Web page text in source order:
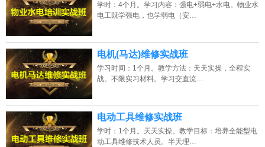
学时：4个月。学习内容：强电+弱电+水电。物业水
电工既学强电，也学弱电（安…
电机(马达)维修实战班
学习时间：1个月。教学方法：天天实操，全程实
战。不限实习材料。学习交直流…
电动工具维修实战班
学时：1个月。天天实操。教学目标：培养全能型电
动工具维修技术人员。半天理…